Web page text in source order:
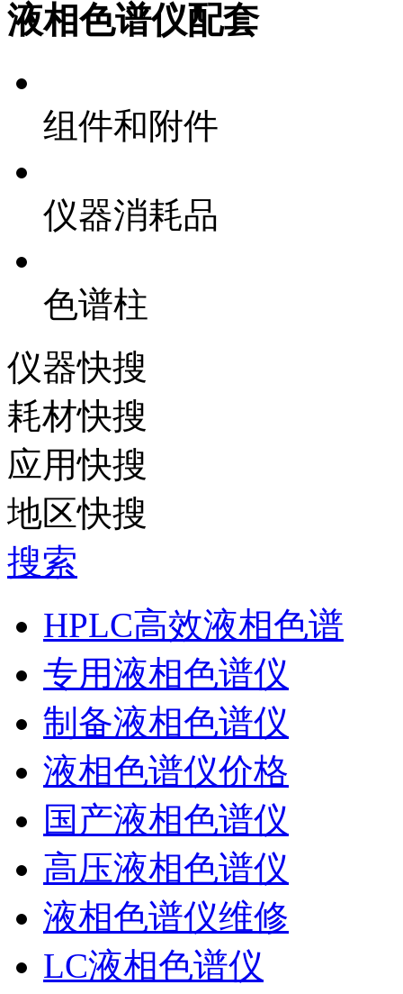
液相色谱仪配套
组件和附件
仪器消耗品
色谱柱
仪器快搜
耗材快搜
应用快搜
地区快搜
搜索
HPLC高效液相色谱
专用液相色谱仪
制备液相色谱仪
液相色谱仪价格
国产液相色谱仪
高压液相色谱仪
液相色谱仪维修
LC液相色谱仪